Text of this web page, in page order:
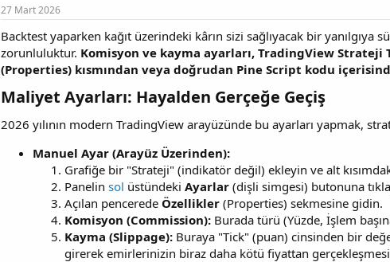
27 Mart 2026
Backtest yaparken kağıt üzerindeki kârın sizi sağlıyacak bir
zorunluluktur. Komisyon ve kayma ayarları, TradingView
(Properties) kısmından veya doğrudan Pine Script kodu
Maliyet Ayarları: Hayalden Gerçeğe Geçiş​
2026 yılının modern TradingView arayüzünde bu ayarları yapmak,
Manuel Ayar (Arayüz Üzerinden):
Grafiğe bir "Strateji" (indikatör değil) ekleyin ve alt
Panelin sol üstündeki Ayarlar (dişli simgesi) butonuna
Açılan pencerede Özellikler (Properties) sekmesine gidin.
Komisyon (Commission): Burada türü (Yüzde, İşlem
Kayma (Slippage): Buraya "Tick" (puan) cinsinden bir
girerek emirlerinizin biraz daha kötü fiyattan